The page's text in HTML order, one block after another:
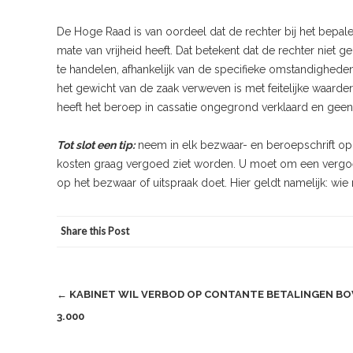
De Hoge Raad is van oordeel dat de rechter bij het
mate van vrijheid heeft. Dat betekent dat de rechter niet
te handelen, afhankelijk van de specifieke
het gewicht van de zaak verweven is met feitelijke
heeft het beroep in cassatie ongegrond verklaard en
Tot slot een tip:neem in elk bezwaar- en beroepschrift
kosten graag vergoed ziet worden. U moet om een
op het bezwaar of uitspraak doet. Hier geldt namelijk:
Share this Post
Post
navigation
← KABINET WIL VERBOD OP CONTANTE BETALINGEN
3.000